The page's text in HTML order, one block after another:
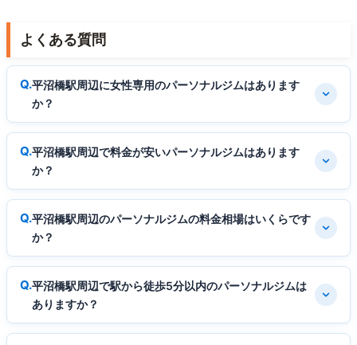
よくある質問
平沼橋駅周辺に女性専用のパーソナルジムはあります
か？
平沼橋駅周辺で料金が安いパーソナルジムはあります
か？
平沼橋駅周辺のパーソナルジムの料金相場はいくらです
か？
平沼橋駅周辺で駅から徒歩5分以内のパーソナルジムは
ありますか？